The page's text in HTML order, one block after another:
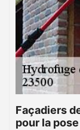
Façadiers
pour la